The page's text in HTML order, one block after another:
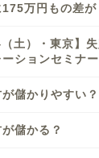
万円もの差が
土）・東京】
ションセミナー
儲かりやすい？
儲かる？